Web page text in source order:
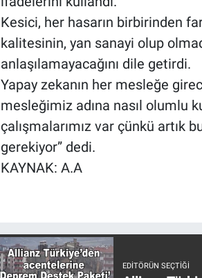
Kesici, her hasarın birbirinden
kalitesinin, yan sanayi olup
anlaşılamayacağını dile getirdi.
Yapay zekanın her mesleğe
mesleğimiz adına nasıl olumlu
çalışmalarımız var çünkü artık
gerekiyor” dedi.
KAYNAK: A.A
EDITÖRÜN SEÇTIĞI